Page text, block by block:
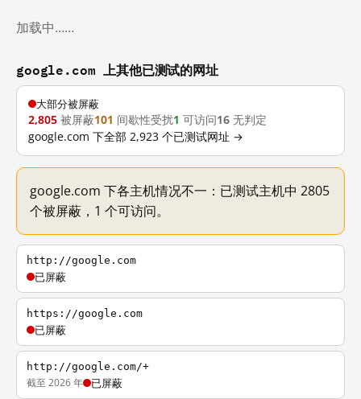
加载中……
google.com 上其他已测试的网址
大部分被屏蔽
2,805 被屏蔽101 间歇性受扰1 可访问16 无判定
google.com 下全部 2,923 个已测试网址 →
google.com 下各主机情况不一：已测试主机中 2805
个被屏蔽，1 个可访问。
http://google.com
已屏蔽
https://google.com
已屏蔽
http://google.com/+
截至 2026 年 已屏蔽